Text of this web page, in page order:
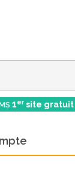
1er site gratuit